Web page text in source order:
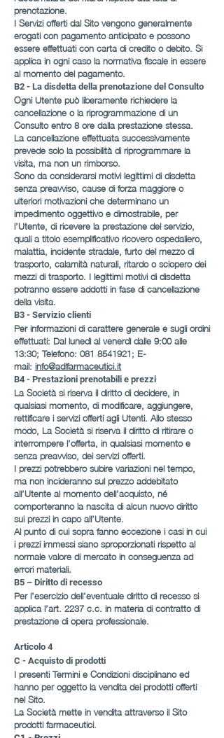
prenotazione.
I Servizi offerti dal Sito vengono generalmente
erogati con pagamento anticipato e possono
essere effettuati con carta di credito o debito. Si
applica in ogni caso la normativa fiscale in essere
al momento del pagamento.
B2 - La disdetta della prenotazione del Consulto
Ogni Utente può liberamente richiedere la
cancellazione o la riprogrammazione di un
Consulto entro 8 ore dalla prestazione stessa.
La cancellazione effettuata successivamente
prevede solo la possibilità di riprogrammare la
visita, ma non un rimborso.
Sono da considerarsi motivi legittimi di disdetta
senza preavviso, cause di forza maggiore o
ulteriori motivazioni che determinano un
impedimento oggettivo e dimostrabile, per
l’Utente, di ricevere la prestazione del servizio,
quali a titolo esemplificativo ricovero ospedaliero,
malattia, incidente stradale, furto del mezzo di
trasporto, calamità naturali, ritardo o sciopero dei
mezzi di trasporto. I legittimi motivi di disdetta
potranno essere addotti in fase di cancellazione
della visita.
B3 - Servizio clienti
Per informazioni di carattere generale e sugli ordini
effettuati: Dal lunedì al venerdì dalle 9:00 alle
13:30; Telefono: 081 8541921; E-
mail: info@adlfarmaceutici.it
B4 - Prestazioni prenotabili e prezzi
La Società si riserva il diritto di decidere, in
qualsiasi momento, di modificare, aggiungere,
rettificare i servizi offerti agli Utenti. Allo stesso
modo, La Società si riserva il diritto di ritirare o
interrompere l’offerta, in qualsiasi momento e
senza preavviso, dei servizi offerti.
I prezzi potrebbero subire variazioni nel tempo,
ma non incideranno sul prezzo addebitato
all’Utente al momento dell’acquisto, né
comporteranno la nascita di alcun nuovo diritto
sui prezzi in capo all’Utente.
Al punto di cui sopra fanno eccezione i casi in cui
i prezzi immessi siano sproporzionati rispetto al
normale valore di mercato in conseguenza ad
errori materiali.
B5 – Diritto di recesso
Per l’esercizio dell’eventuale diritto di recesso si
applica l’art. 2237 c.c. in materia di contratto di
prestazione di opera professionale.
Articolo 4
C - Acquisto di prodotti
I presenti Termini e Condizioni disciplinano ed
hanno per oggetto la vendita dei prodotti offerti
nel Sito.
La Società mette in vendita attraverso il Sito
prodotti farmaceutici.